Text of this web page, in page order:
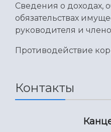
Сведения о доходах,
обязательствах
руководителя и
Противодействие
Контакты